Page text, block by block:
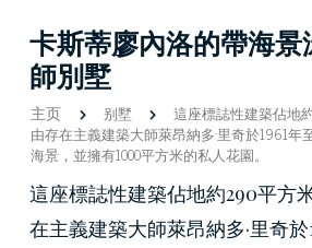
卡斯蒂廖內洛的帶海景
師別墅
主页 别墅
這座標誌性建築佔地
由存在主義建築大師萊昂納多·里奇於1961年
海景，並擁有1000平方米的私人花園。
這座標誌性建築佔地約290平方
在主義建築大師萊昂納多·里奇於